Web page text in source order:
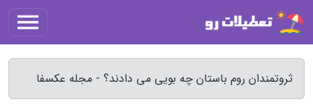
ثروتمندان روم باستان چه بویی می دادند؟ - مجله عکسفا